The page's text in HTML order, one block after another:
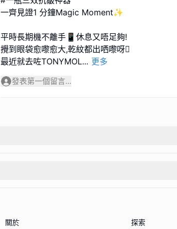
一齊見證1 分鐘Magic Moment✨
平時長期機不離手📱休息又唔足夠!
攪到眼袋愈嚟愈大,乾紋都出哂嚟呀🫩
最近就去咗TONYMOL... 更多
發表第一個留言...
關於 探索